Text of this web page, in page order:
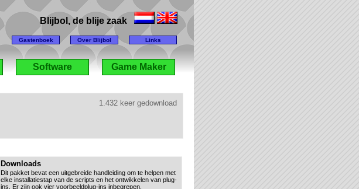
Blijbol, de blije zaak
Links
Over Blijbol
Gastenboek
Software Game Maker
1.432 keer gedownload
Downloads
Dit pakket bevat een uitgebreide handleiding om te helpen met
elke installatiestap van de scripts en het ontwikkelen van plug-
ins. Er zijn ook vier voorbeeldplug-ins inbegrepen.